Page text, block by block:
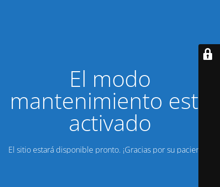
El modo
mantenimiento está
activado
El sitio estará disponible pronto. ¡Gracias por su paciencia!